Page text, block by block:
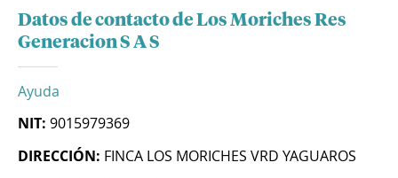
Datos de contacto de Los Moriches Res
Generacion S A S
Ayuda
NIT: 9015979369
DIRECCIÓN: FINCA LOS MORICHES VRD YAGUAROS